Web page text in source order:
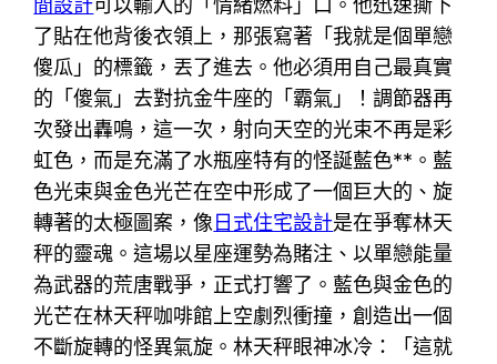
間設計可以輸入的「情緒燃料」口。他迅速撕下
了貼在他背後衣領上，那張寫著「我就是個單戀
傻瓜」的標籤，丟了進去。他必須用自己最真實
的「傻氣」去對抗金牛座的「霸氣」！調節器再
次發出轟鳴，這一次，射向天空的光束不再是彩
虹色，而是充滿了水瓶座特有的怪誕藍色**。藍
色光束與金色光芒在空中形成了一個巨大的、旋
轉著的太極圖案，像日式住宅設計是在爭奪林天
秤的靈魂。這場以星座運勢為賭注、以單戀能量
為武器的荒唐戰爭，正式打響了。藍色與金色的
光芒在林天秤咖啡館上空劇烈衝撞，創造出一個
不斷旋轉的怪異氣旋。林天秤眼神冰冷：「這就